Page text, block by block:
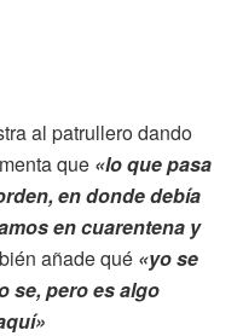
al patrullero dando
que «lo que pasa
en donde debía
en cuarentena y
añade qué «yo se
se, pero es algo